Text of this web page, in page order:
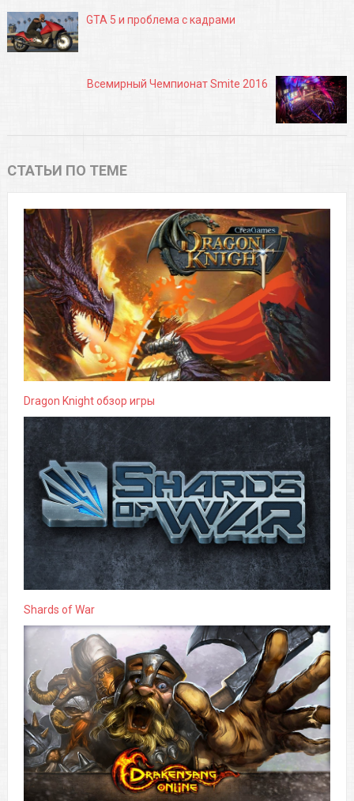
GTA 5 и проблема с кадрами
Всемирный Чемпионат Smite 2016
СТАТЬИ ПО ТЕМЕ
Dragon Knight обзор игры
Shards of War